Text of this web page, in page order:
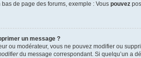
de page des forums, exemple : Vous pouvez
un message ?
ou modérateur, vous ne pouvez modifier ou
du message correspondant. Si quelqu’un a